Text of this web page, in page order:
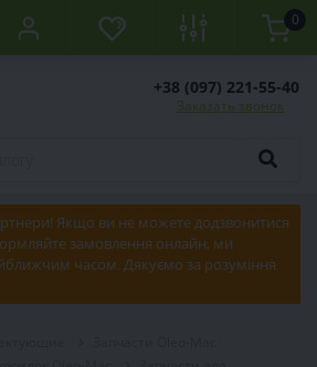
0
+38 (097) 221-55-40
Заказать звонок
Якщо ви не можете додзвонитися
замовлення онлайн, ми
часом. Дякуємо за розуміння